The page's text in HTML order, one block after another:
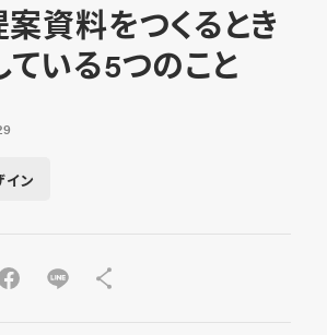
資料をつくるとき
いる5つのこと
イン